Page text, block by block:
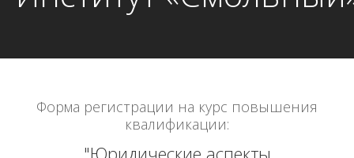
Форма регистрации на курс повышения
квалификации:
"Юридические аспекты